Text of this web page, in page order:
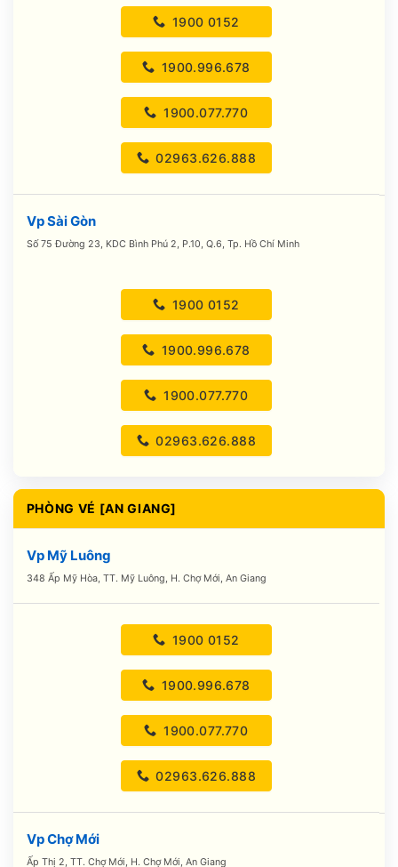
1900 0152
1900.996.678
1900.077.770
02963.626.888
Vp Sài Gòn
Số 75 Đường 23, KDC Bình Phú 2, P.10, Q.6, Tp. Hồ Chí Minh
1900 0152
1900.996.678
1900.077.770
02963.626.888
PHÒNG VÉ [AN GIANG]
Vp Mỹ Luông
348 Ấp Mỹ Hòa, TT. Mỹ Luông, H. Chợ Mới, An Giang
1900 0152
1900.996.678
1900.077.770
02963.626.888
Vp Chợ Mới
Ấp Thị 2, TT. Chợ Mới, H. Chợ Mới, An Giang